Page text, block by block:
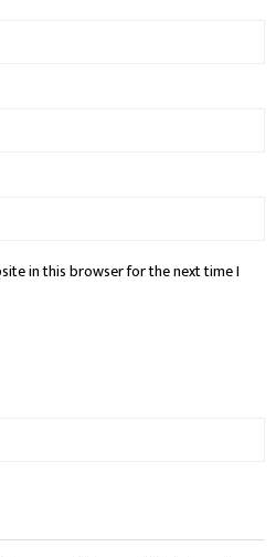
in this browser for the next time I